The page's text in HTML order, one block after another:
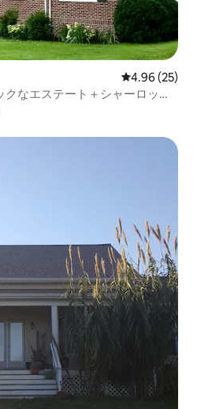
レビュー25
4.96 (25)
なエステート＋シャーロッツ